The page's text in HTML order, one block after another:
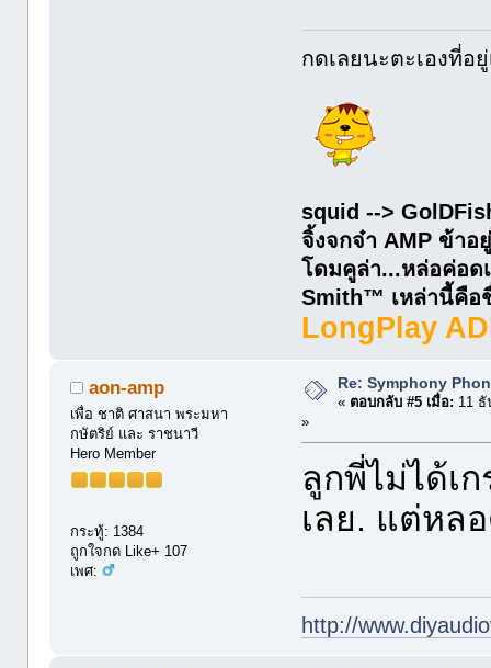
กดเลยนะตะเองที่อยู่
squid -->
จิ้งจกจ๋า AMP ข้า
โดมคูล่า...หล่อค่อด
Smith™ เหล่านี้คือชื่
LongPlay
aon-amp
เพื่อ ชาติ ศาสนา พระมหา
กษัตริย์ และ ราชนาวี
Hero Member
กระทู้: 1384
ถูกใจกด Like+ 107
เพศ:
Re: Symphony
« ตอบกลับ #5 เมื่อ: 11 ธั
»
ลูกพี่ไม่ได้เ
เลย. แต่หล
http://